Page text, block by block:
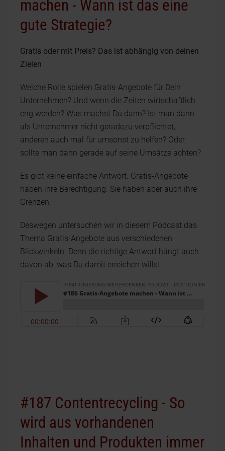
machen - Wann ist das eine
gute Strategie?
Gratis oder mit Preis? Das ist abhängig von deinen
Zielen
Welche Rolle spielen Gratis-Angebote für Dein
Unternehmen? Und wenn die Zeiten wirtschaftlich
eng werden? Was machst Du dann? Ist man dann
als Unternehmer nicht geradezu verpflichtet,
anderen auch mal für umsonst zu helfen? Oder
sollte man dann gerade auf seine Umsätze achten?
Es gibt keine einfache Antwort. Gratis-Angebote
haben ihre Berechtigung. Sie haben aber auch ihre
Grenzen.
Deswegen untersuchen wir in diesem Podcast das
Thema Gratis-Angebote aus verschiedenen
Blickwinkeln. Denn die richtige Antwort hängt auch
davon ab, was Du damit erreichen willst.
#187 Contentrecycling - So
wird aus vorhandenen
Inhalten und Produkten immer